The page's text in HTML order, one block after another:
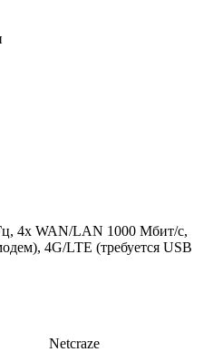
4x WAN/LAN 1000 Мбит/с,
4G/LTE (требуется USB
Netcraze